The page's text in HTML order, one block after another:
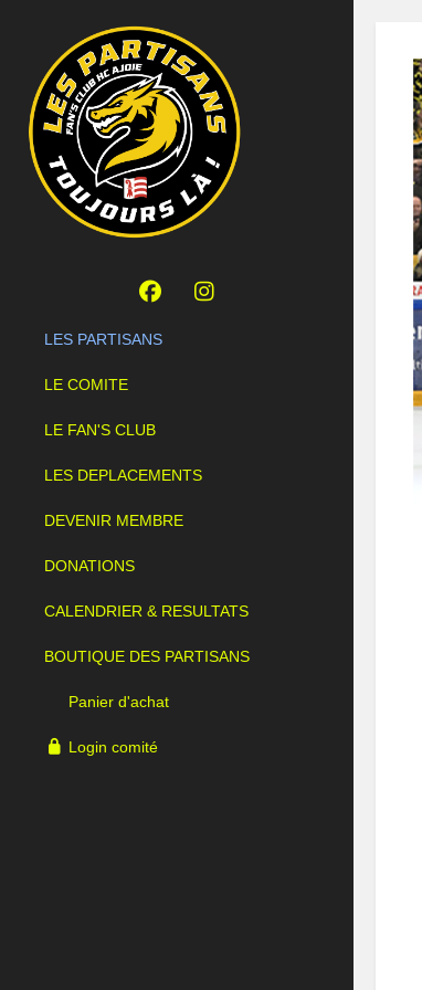
LES PARTISANS
LE COMITE
LE FAN'S CLUB
LES DEPLACEMENTS
DEVENIR MEMBRE
DONATIONS
CALENDRIER & RESULTATS
BOUTIQUE DES PARTISANS
Panier d'achat
Login comité